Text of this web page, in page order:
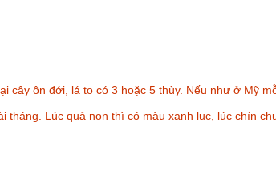
cây ôn đới, lá to có 3 hoặc 5 thùy. Nếu như ở Mỹ
Lúc quả non thì có màu xanh lục, lúc chín